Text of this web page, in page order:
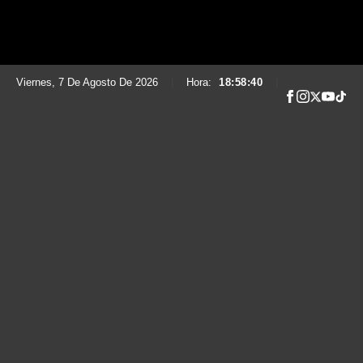
Viernes, 7 De Agosto De 2026 Hora: 18:58:41